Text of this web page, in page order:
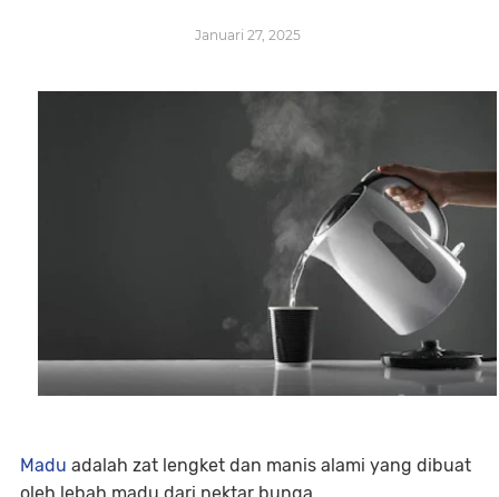
Januari 27, 2025
Madu adalah zat lengket dan manis alami yang dibuat